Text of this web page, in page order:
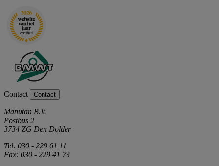
Contact Contact
Manutan B.V.
Postbus 2
3734 ZG Den Dolder
Tel: 030 - 229 61 11
Fax: 030 - 229 41 73